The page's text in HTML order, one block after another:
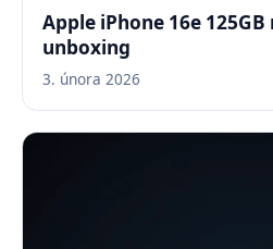
Apple iPhone 16e 125GB
unboxing
3. února 2026